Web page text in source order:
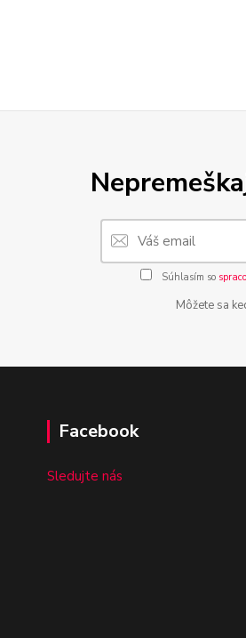
Súhlasím so
Môžete sa
Facebook
Sledujte nás